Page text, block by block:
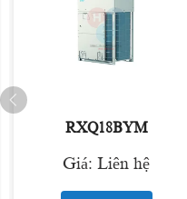
RXQ18BYM
Giá: Liên hệ